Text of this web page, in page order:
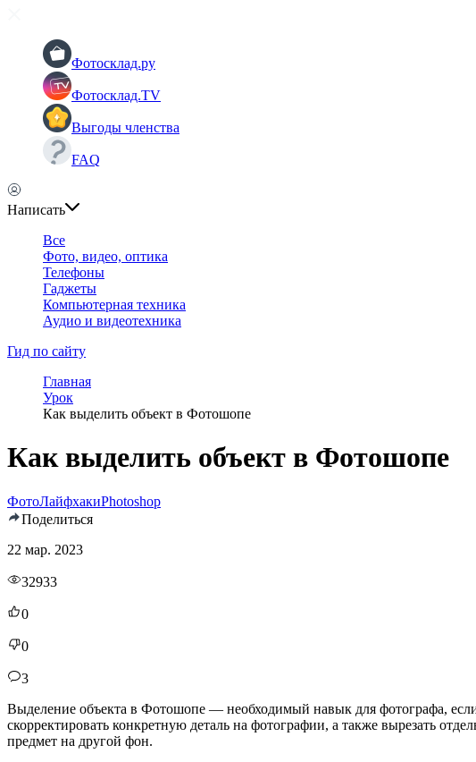
Фотосклад.ру
Фотосклад.TV
Выгоды членства
FAQ
Написать
Все
Фото, видео, оптика
Телефоны
Гаджеты
Компьютерная техника
Аудио и видеотехника
Гид по сайту
Главная
Урок
Как выделить объект в Фотошопе
Как выделить объект в Фотошопе
ФотоЛайфхакиPhotoshop
Поделиться
22 мар. 2023
32933
0
0
3
Выделение объекта в Фотошопе — необходимый навык для фотографа,
скорректировать конкретную деталь на фотографии, а также вырезать
предмет на другой фон.